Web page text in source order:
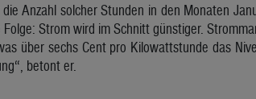
Anzahl solcher Stunden in den Monaten
Strom wird im Schnitt günstiger.
über sechs Cent pro Kilowattstunde das
betont er.